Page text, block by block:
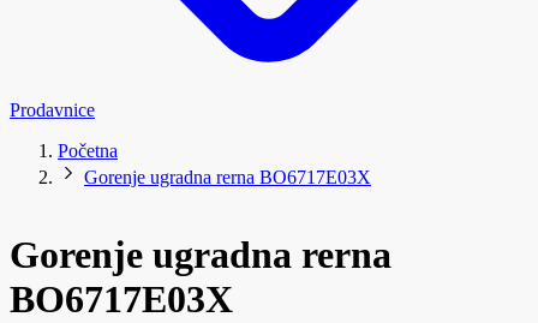
Prodavnice
Početna
Gorenje ugradna rerna BO6717E03X
Gorenje ugradna rerna
BO6717E03X